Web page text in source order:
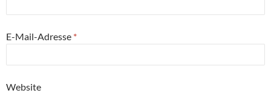
E-Mail-Adresse *
Website